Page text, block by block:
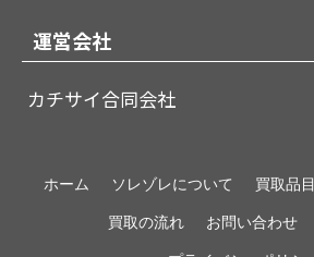
運営会社
カチサイ合同会社
ホーム ソレゾレについて 買取品目
買取の流れ お問い合わせ